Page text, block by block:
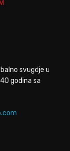
svugdje u
godina sa